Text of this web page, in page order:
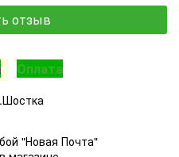
отзыв
Оплата
"Новая Почта"